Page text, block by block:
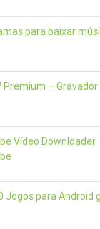
para baixar
Premium – Gravador
Vídeo Downloader
Jogos para Android